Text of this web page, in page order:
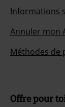
Informations
Annuler mon
Méthodes de
Offre pour